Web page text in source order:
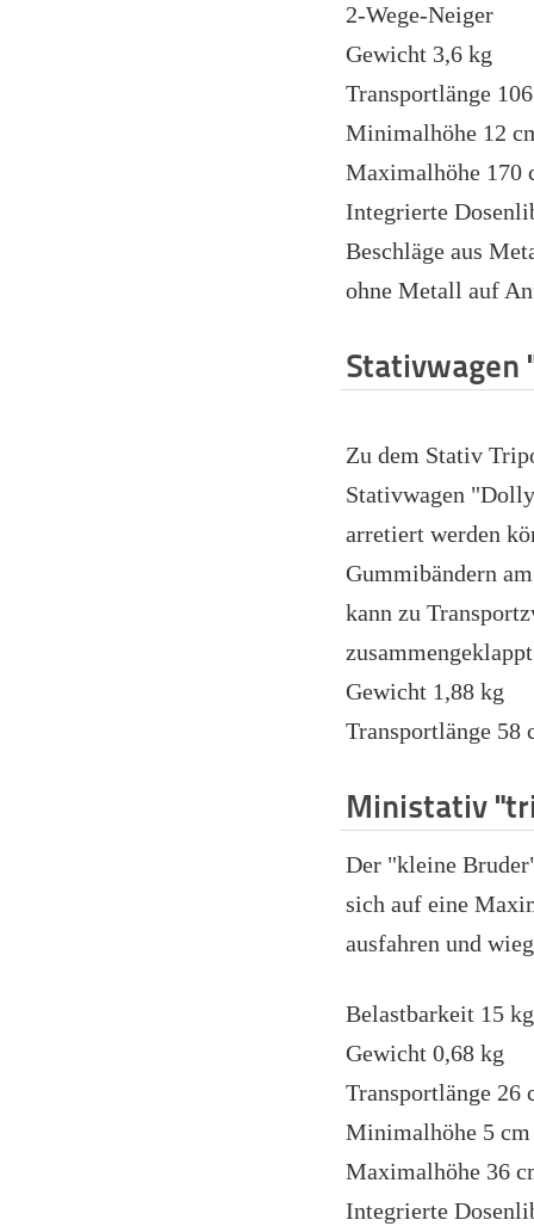
2-Wege-Neiger
Gewicht 3,6 kg
Transportlänge
Minimalhöhe 12
Maximalhöhe 170
Integrierte
Beschläge aus
ohne Metall auf
Stativwagen
Zu dem Stativ
Stativwagen
arretiert werden
Gummibändern
kann zu
Gewicht 1,88 kg
Transportlänge 58
Ministativ
Der "kleine
sich auf eine
ausfahren und
Belastbarkeit 15 kg
Gewicht 0,68 kg
Transportlänge 26
Minimalhöhe 5 cm
Maximalhöhe 36
Integrierte